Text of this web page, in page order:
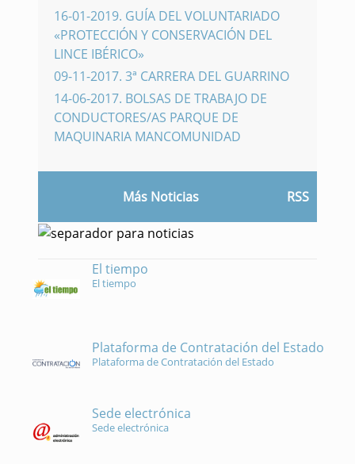
16-01-2019. GUÍA DEL VOLUNTARIADO
«PROTECCIÓN Y CONSERVACIÓN DEL
LINCE IBÉRICO»
09-11-2017. 3ª CARRERA DEL GUARRINO
14-06-2017. BOLSAS DE TRABAJO DE
CONDUCTORES/AS PARQUE DE
MAQUINARIA MANCOMUNIDAD
Más Noticias RSS
El tiempo
El tiempo
Plataforma de Contratación del Estado
Plataforma de Contratación del Estado
Sede electrónica
Sede electrónica